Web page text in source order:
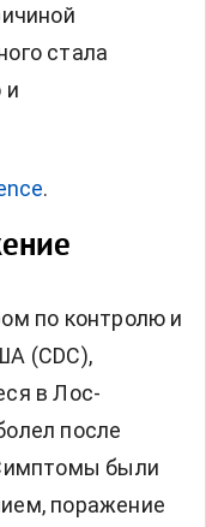
стала
и
.
по контролю и
(CDC),
в Лос-
после
были
поражение